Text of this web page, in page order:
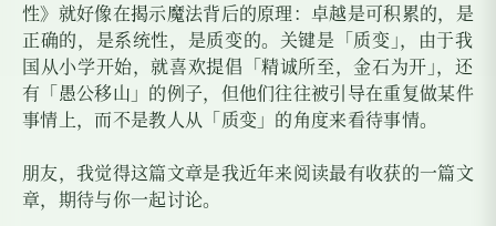
性》就好像在揭示魔法背后的原理：卓越是可积累的，是
正确的，是系统性，是质变的。关键是「质变 」，由于我
国从小学开始，就喜欢提倡「精诚所至，金石为开 」，还
有「愚公移山」的例子，但他们往往被引导在重复做某件
事情上，而不是教人从「质变」的角度来看待事情。
朋友，我觉得这篇文章是我近年来阅读最有收获的一篇文
章，期待与你一起讨论。